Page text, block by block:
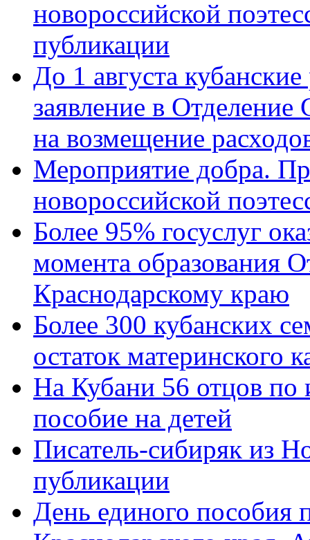
новороссийской
публикации
До 1 августа
заявление в
на возмещение
Мероприятие добра.
новороссийской
Более 95% госуслуг
момента образования
Краснодарскому краю
Более 300 кубанских
остаток материнского
На Кубани 56 отцов по
пособие на детей
Писатель-сибиряк из
публикации
День единого пособия